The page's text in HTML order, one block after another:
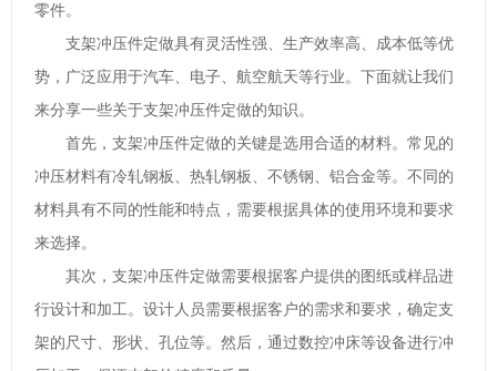
零件。
支架冲压件定做具有灵活性强、生产效率高、成本低等优
势，广泛应用于汽车、电子、航空航天等行业。下面就让我们
来分享一些关于支架冲压件定做的知识。
首先，支架冲压件定做的关键是选用合适的材料。常见的
冲压材料有冷轧钢板、热轧钢板、不锈钢、铝合金等。不同的
材料具有不同的性能和特点，需要根据具体的使用环境和要求
来选择。
其次，支架冲压件定做需要根据客户提供的图纸或样品进
行设计和加工。设计人员需要根据客户的需求和要求，确定支
架的尺寸、形状、孔位等。然后，通过数控冲床等设备进行冲